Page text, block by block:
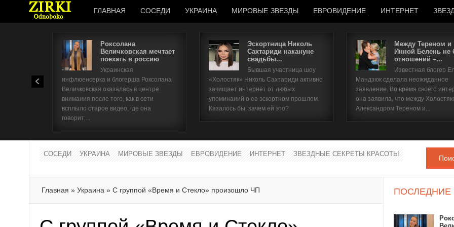
ГЛАВНАЯ СОСЕДИ УКРАИНА МИРОВЫЕ ЗВЕЗДЫ ЕВРОВИДЕНИЕ ИНТЕРНЕТ
Роксолана
Величковская мечтает
поехать в россию
Украинская
инфлюенсерка и блогерша Роксолана
Величковская оказалась в центре
внимания после того, как в сети
всплыло старое видео, где она
говорит:...
Эскортница Николь
Сахтариди накануне
свадьбы...
Бывшая участница шоу
«Холостяк» Николь Сахтариди активно
зачищает интернет от любых
упоминаний о ее эскортном прошлом.
Казалось бы, зачем ей это?
Между Тереном и
Инной Белень не
отношений –...
Известная блогер
Мандзюк сделала неожиданное
заявление. Во время своего
она заявила, что между
Александром Тереном и...
СОСЕДИ УКРАИНА МИРОВЫЕ ЗВЕЗДЫ ЕВРОВИДЕНИЕ ИНТЕРНЕТ ЗВЕЗДНЫЕ СЕКРЕТЫ КРАСОТЫ
Главная » Украина » С группой «Время и Стекло» произошло ЧП ПОСЛЕДНИЕ
Имя пользователя
Забыли имя пользователя?